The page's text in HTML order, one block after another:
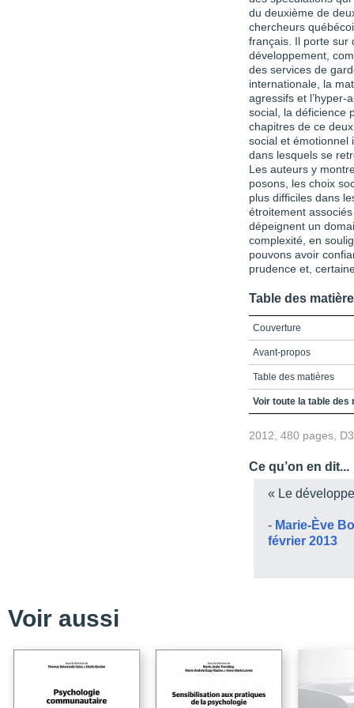
du deuxième de
chercheurs
français. Il porte sur
développement,
des services de
internationale, la
agressifs et l’hyper-
social, la déficience
chapitres de ce
social et émotionnel
dans lesquels se
Les auteurs y
posons, les choix
plus difficiles dans
étroitement
dépeignent un
complexité, en
pouvons avoir
prudence et,
Table des
Couverture
Avant-propos
Table des matières
Introduction. Un
développement social
Références
Chapitre 1. Le
Définition
Les conséquences
Le développement
Voir toute la table des
2012, 480 pages,
Ce qu’on en dit...
« Le
- Marie-Ève
février 2013
Voir aussi